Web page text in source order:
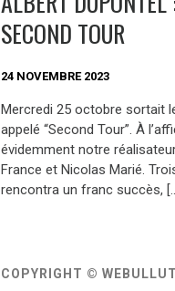
SECOND TOUR
24 NOVEMBRE 2023
Mercredi 25 octobre sortait
appelé “Second Tour”. À
évidemment notre
France et Nicolas Marié.
rencontra un franc succès,
COPYRIGHT ©